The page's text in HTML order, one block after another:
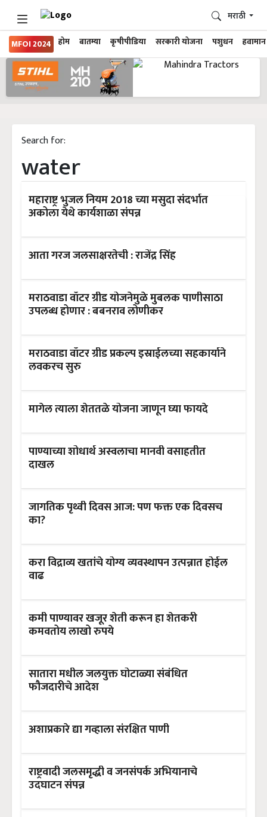
MFOI 2024 होम बातम्या कृषीपीडिया सरकारी योजना पशुधन हवामान
मराठी
Search for:
water
महाराष्ट्र भुजल नियम 2018 च्या मसुदा संदर्भात
अकोला येथे कार्यशाळा संपन्न
आता गरज जलसाक्षरतेची : राजेंद्र सिंह
मराठवाडा वॉटर ग्रीड योजनेमुळे मुबलक पाणीसाठा
उपलब्ध होणार : बबनराव लोणीकर
मराठवाडा वॉटर ग्रीड प्रकल्प इस्राईलच्या सहकार्याने
लवकरच सुरु
मागेल त्याला शेततळे योजना जाणून घ्या फायदे
पाण्याच्या शोधार्थ अस्वलाचा मानवी वसाहतीत
दाखल
जागतिक पृथ्वी दिवस आज: पण फक्त एक दिवसच
का?
करा विद्राव्य खतांचे योग्य व्यवस्थापन उत्पन्नात होईल
वाढ
कमी पाण्यावर खजूर शेती करून हा शेतकरी
कमवतोय लाखो रुपये
सातारा मधील जलयुक्त घोटाळ्या संबंधित
फौजदारीचे आदेश
अशाप्रकारे द्या गव्हाला संरक्षित पाणी
राष्ट्रवादी जलसमृद्धी व जनसंपर्क अभियानाचे
उदघाटन संपन्न